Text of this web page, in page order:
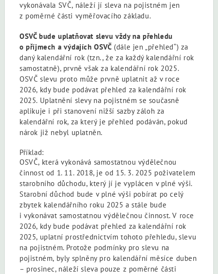
vykonávala SVČ, náleží jí sleva na pojistném jen
z poměrné části vyměřovacího základu.
OSVČ bude uplatňovat slevu vždy na přehledu
o příjmech a výdajích OSVČ (dále jen „přehled“) za
daný kalendářní rok (tzn., že za každý kalendářní rok
samostatně), prvně však za kalendářní rok 2025.
OSVČ slevu proto může prvně uplatnit až v roce
2026, kdy bude podávat přehled za kalendářní rok
2025. Uplatnění slevy na pojistném se současně
aplikuje i při stanovení nižší sazby záloh za
kalendářní rok, za který je přehled podáván, pokud
nárok již nebyl uplatněn.
Příklad:
OSVČ, která vykonává samostatnou výdělečnou
činnost od 1. 11. 2018, je od 15. 3. 2025 poživatelem
starobního důchodu, který jí je vyplácen v plné výši.
Starobní důchod bude v plné výši pobírat po celý
zbytek kalendářního roku 2025 a stále bude
i vykonávat samostatnou výdělečnou činnost. V roce
2026, kdy bude podávat přehled za kalendářní rok
2025, uplatní prostřednictvím tohoto přehledu, slevu
na pojistném. Protože podmínky pro slevu na
pojistném, byly splněny pro kalendářní měsíce duben
– prosinec, náleží sleva pouze z poměrné části